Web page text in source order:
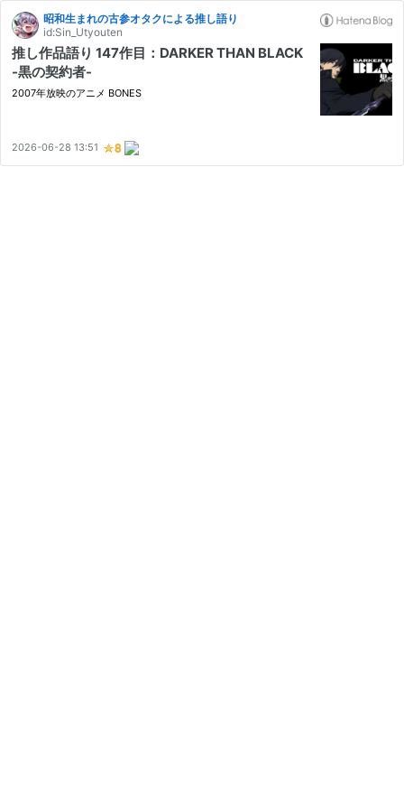
昭和生まれの古参オタクによる推し語り
id:Sin_Utyouten
推し作品語り 147作目：DARKER THAN BLACK
-黒の契約者-
2007年放映のアニメ BONES
2026-06-28 13:51